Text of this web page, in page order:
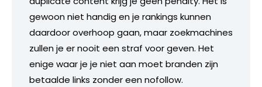
gewoon niet handig en je rankings kunnen
daardoor overhoop gaan, maar zoekmachines
zullen je er nooit een straf voor geven. Het
enige waar je je niet aan moet branden zijn
betaalde links zonder een nofollow.